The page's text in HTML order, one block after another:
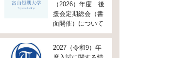
（2026）年度 後
援会定期総会（書
面開催）について
2027（令和9）年